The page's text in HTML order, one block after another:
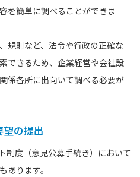
を簡単に調べることができま
規則など、法令や行政の正確な
できるため、企業経営や会社設
係各所に出向いて調べる必要が
の提出
制度（意見公募手続き）において
あります。